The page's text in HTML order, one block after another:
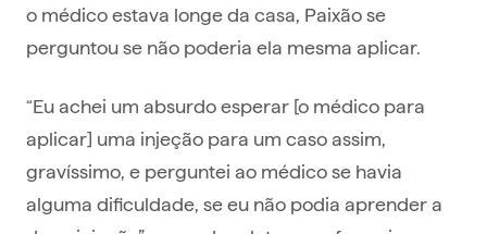
o médico estava longe da casa, Paixão se
perguntou se não poderia ela mesma aplicar.
“Eu achei um absurdo esperar [o médico para
aplicar] uma injeção para um caso assim,
gravíssimo, e perguntei ao médico se havia
alguma dificuldade, se eu não podia aprender a